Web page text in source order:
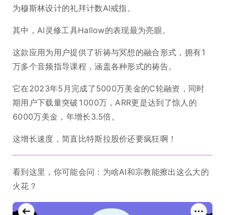
为穆斯林设计的礼拜计数AI戒指。
其中，AI灵修工具Hallow的表现最为亮眼。
这款应用为用户提供了祈祷与冥想的融合形式，拥有1
万多个音频指导课程，涵盖各种形式的祷告。
它在2023年5月完成了5000万美金的C轮融资，同时
期用户下载量突破1000万，ARR更是达到了惊人的
6000万美金，年增长3.5倍。
这增长速度，简直比特斯拉股价还要疯狂啊！
看到这里，你可能会问：为啥AI和宗教能擦出这么大的
火花？